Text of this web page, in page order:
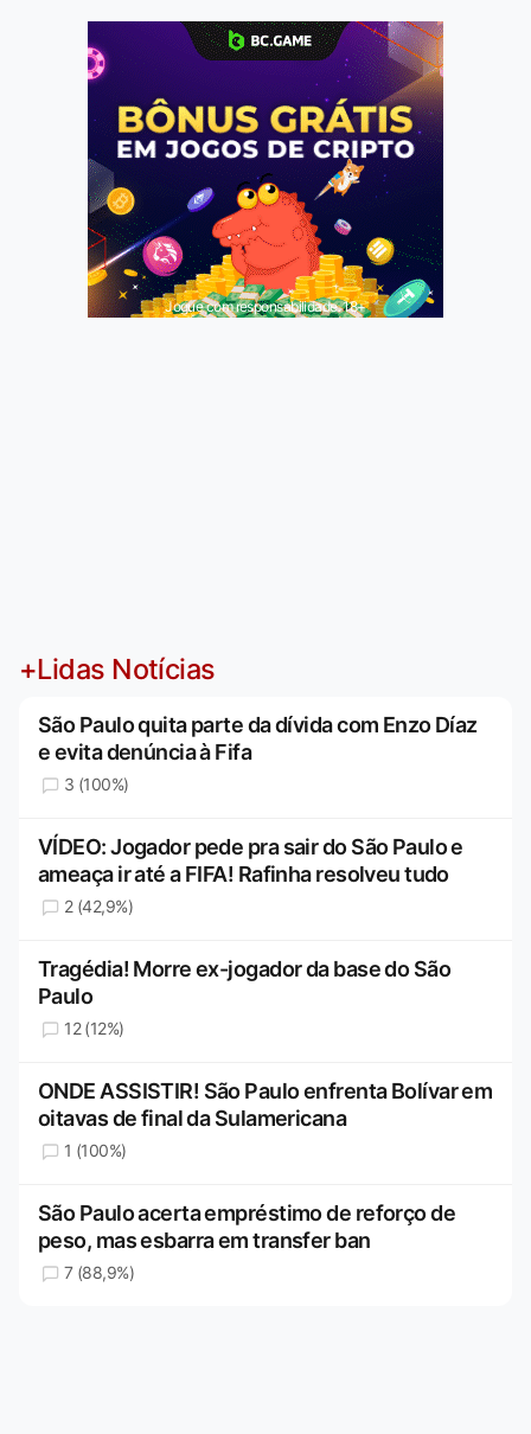
Jogue com responsabilidade. 18+
+Lidas Notícias
São Paulo quita parte da dívida com Enzo Díaz
e evita denúncia à Fifa
3 (100%)
VÍDEO: Jogador pede pra sair do São Paulo e
ameaça ir até a FIFA! Rafinha resolveu tudo
2 (42,9%)
Tragédia! Morre ex-jogador da base do São
Paulo
12 (12%)
ONDE ASSISTIR! São Paulo enfrenta Bolívar em
oitavas de final da Sulamericana
1 (100%)
São Paulo acerta empréstimo de reforço de
peso, mas esbarra em transfer ban
7 (88,9%)